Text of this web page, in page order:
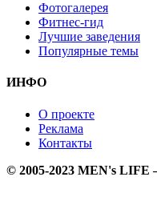
Фотогалерея
Фитнес-гид
Лучшие заведения
Популярные темы
ИНФО
О проекте
Реклама
Контакты
© 2005-2023 MEN's